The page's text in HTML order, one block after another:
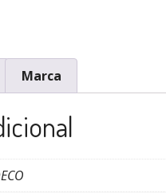
Marca